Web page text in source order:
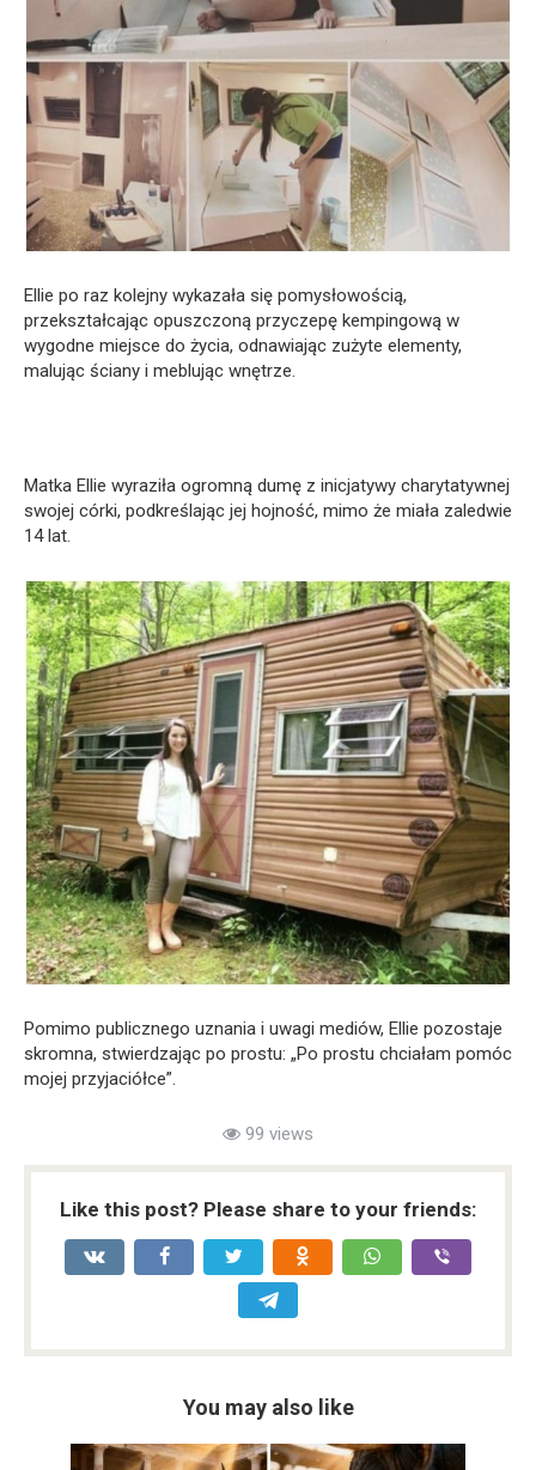
Ellie po raz kolejny wykazała się pomysłowością,
przekształcając opuszczoną przyczepę kempingową w
wygodne miejsce do życia, odnawiając zużyte elementy,
malując ściany i meblując wnętrze.
Matka Ellie wyraziła ogromną dumę z inicjatywy charytatywnej
swojej córki, podkreślając jej hojność, mimo że miała zaledwie
14 lat.
Pomimo publicznego uznania i uwagi mediów, Ellie pozostaje
skromna, stwierdzając po prostu: „Po prostu chciałam pomóc
mojej przyjaciółce”.
99 views
Like this post? Please share to your friends:
You may also like